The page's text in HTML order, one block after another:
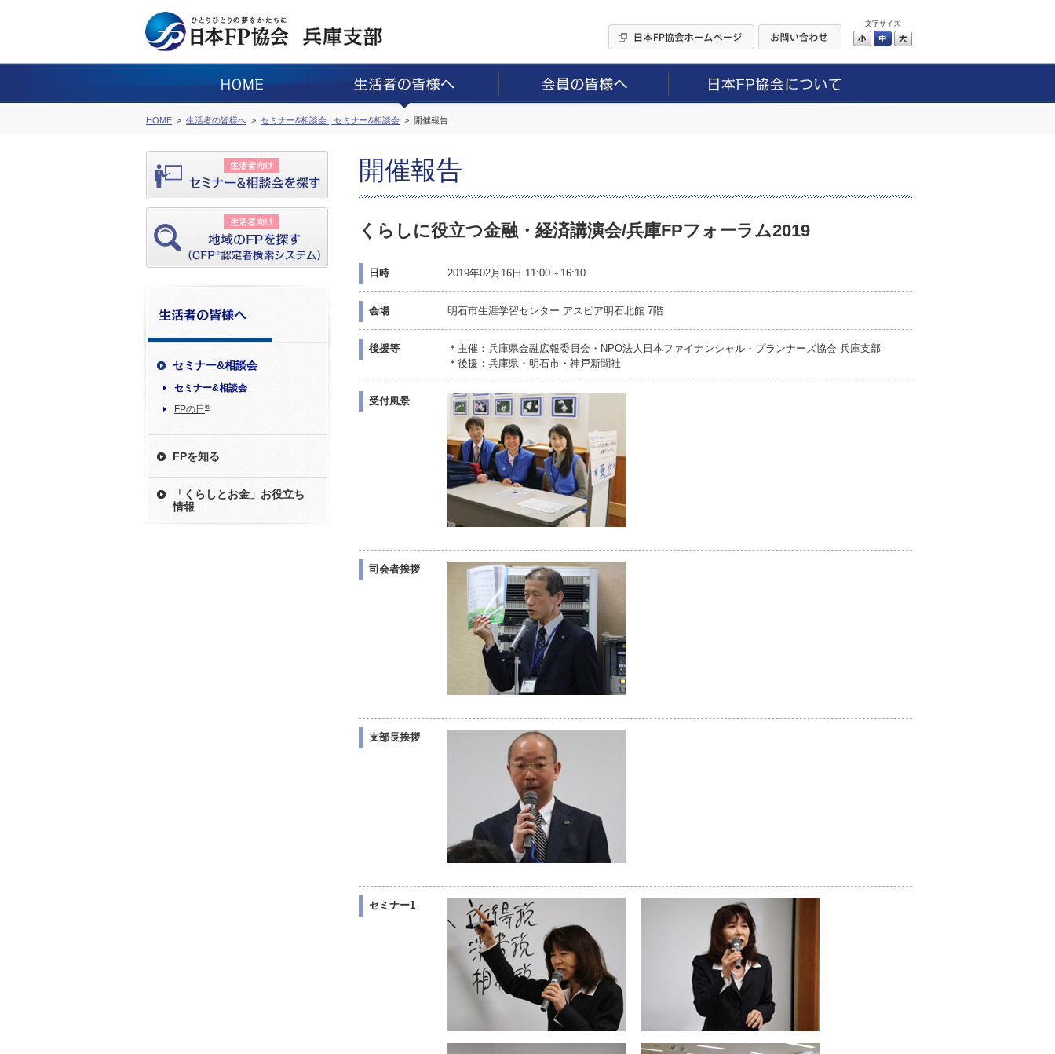
文字サイズ
小 中
HOME 生活者の皆様へ セミナー&相談会 | セミナー&相談会 開催報告
セミナー&相談会
セミナー&相談会
FPの日 ®
FPを知る
「くらしとお金」お役立ち
情報
開催報告
くらしに役立つ金融・経済講演会/兵庫FPフォーラム2019
日時 2019年02月16日 11:00～16:10
会場 明石市生涯学習センター アスピア明石北館 7階
後援等
＊主催：兵庫県金融広報委員会・NPO法人日本ファイナンシャル・プランナーズ協会 兵庫支部
＊後援：兵庫県・明石市・神戸新聞社
受付風景
司会者挨拶
支部長挨拶
セミナー1